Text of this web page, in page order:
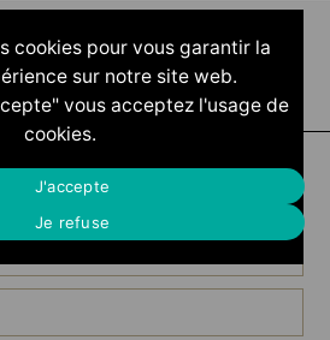
cookies pour vous garantir la
sur notre site web.
vous acceptez l'usage de
cookies.
J'accepte
Je refuse